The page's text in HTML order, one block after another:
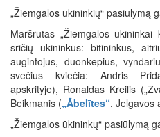
„Žiemgalos ūkininkių“ pasiūlymą
Maršrutas „Žiemgalos
sričių ūkininkus: bitininkus,
augintojus, duonkepius,
svečius kviečia: Andris
apskrityje), Ronaldas Kreilis
Beikmanis („Ābelītes“, Jelgavos
„Žiemgalos ūkininkų“ pasiūlymą